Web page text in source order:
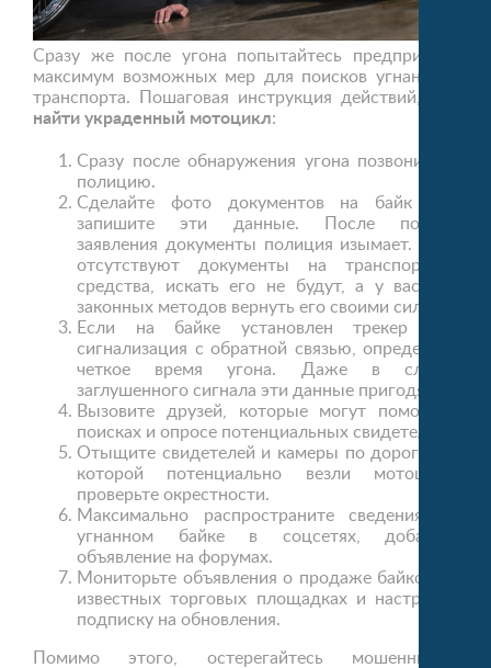
Сразу же после угона попытайтесь предпринять
максимум возможных мер для поисков угнанного
транспорта. Пошаговая инструкция действий,
найти украденный мотоцикл:
Сразу после обнаружения угона позвоните в
полицию.
Сделайте фото документов на байк или
запишите эти данные. После подачи
заявления документы полиция изымает. Если
отсутствуют документы на транспортное
средства, искать его не будут, а у вас нет
законных методов вернуть его своими силами.
Если на байке установлен трекер или
сигнализация с обратной связью, определите
четкое время угона. Даже в случае
заглушенного сигнала эти данные пригодятся.
Вызовите друзей, которые могут помочь в
поисках и опросе потенциальных свидетелей.
Отыщите свидетелей и камеры по дороге, по
которой потенциально везли мотоцикл,
проверьте окрестности.
Максимально распространите сведения об
угнанном байке в соцсетях, добавьте
объявление на форумах.
Мониторьте объявления о продаже байков на
известных торговых площадках и настройте
подписку на обновления.
Помимо этого, остерегайтесь мошенников,